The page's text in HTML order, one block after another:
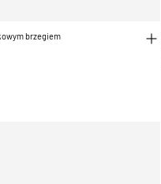
brzegiem